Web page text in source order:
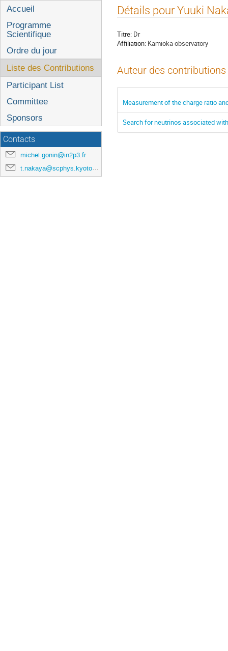
Menu
de
l'événement
Accueil
Programme
Scientifique
Ordre du jour
Liste des Contributions
Participant List
Committee
Sponsors
Contacts
michel.gonin@in2p3.fr
t.nakaya@scphys.kyoto-u.ac.jp
Détails pour Yuuki
Titre: Dr
Affiliation: Kamioka observatory
Auteur des
Measurement of the charge ratio
Search for neutrinos associated